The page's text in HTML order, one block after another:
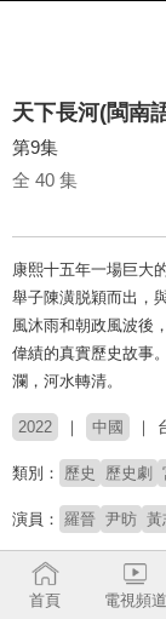
天下長河(閩南
第9集
全 40 集
康熙十五年一場巨大
舉子陳潢脱穎而出，
風沐雨和朝政風波後
偉績的真實歷史故事
瀾，河水轉清。
2022 中國
類別： 歷史 歷史劇
演員： 羅晉 尹昉 黃
導演：
首頁 電視頻道